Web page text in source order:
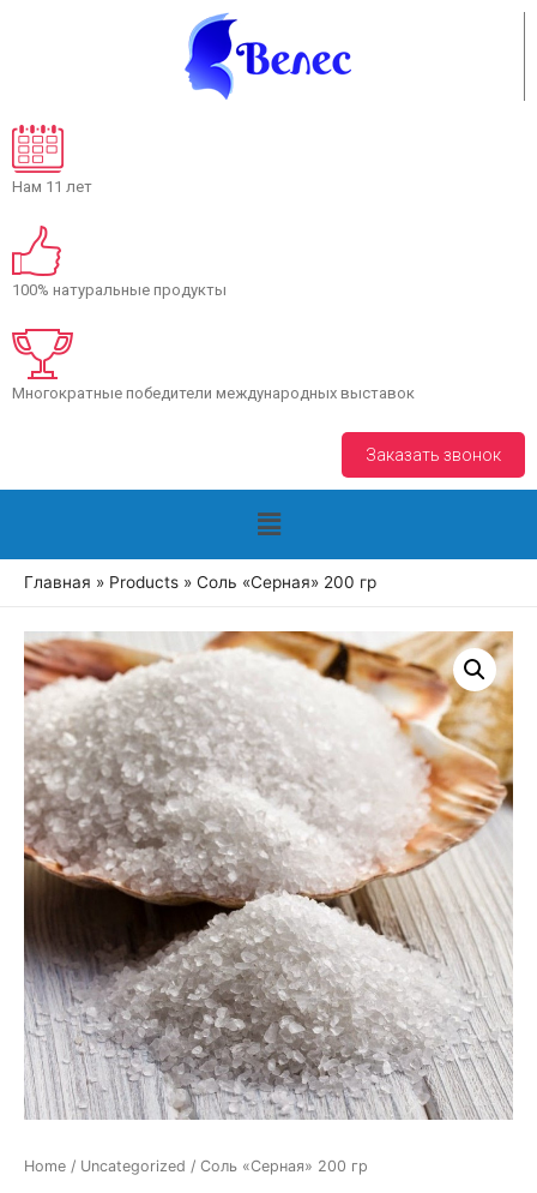
Нам 11 лет
100% натуральные продукты
Многократные победители международных выставок
+7(8793) 38 34 02
Заказать звонок
Главная Products Соль «Серная» 200 гр
Home / Uncategorized / Соль «Серная» 200 гр